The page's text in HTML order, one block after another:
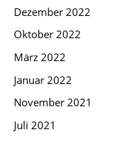
Dezember 2022
Oktober 2022
März 2022
Januar 2022
November 2021
Juli 2021